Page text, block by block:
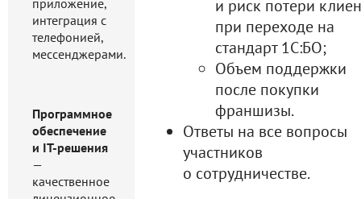
приложение,
интеграция с
телефонией,
мессенджерами.
Программное
обеспечение
и IT-решения
—
качественное
и риск потери
при переходе на
стандарт 1С:БО;
Объем поддержки
после покупки
франшизы.
Ответы на все вопросы
участников
о сотрудничестве.